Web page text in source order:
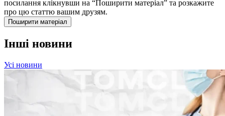
посилання клікнувши на “Поширити матеріал” та розкажите
про цю статтю вашим друзям.
Поширити матеріал
Інші новини
Усі новини